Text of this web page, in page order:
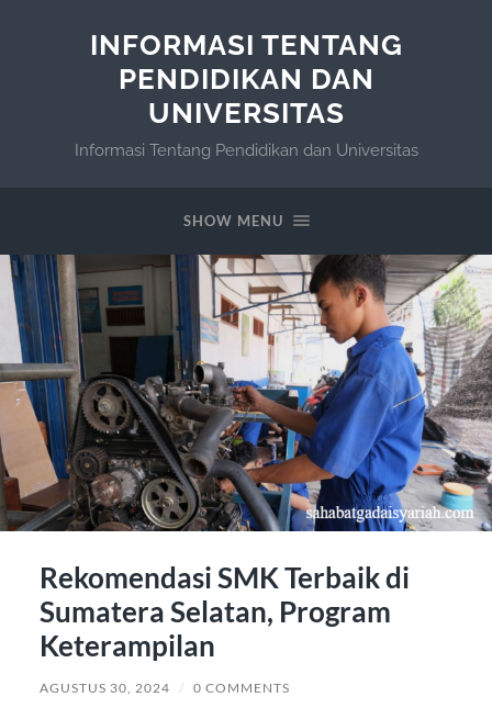
INFORMASI TENTANG
PENDIDIKAN DAN
UNIVERSITAS
Informasi Tentang Pendidikan dan Universitas
SHOW MENU
Rekomendasi SMK Terbaik di
Sumatera Selatan, Program
Keterampilan
AGUSTUS 30, 2024 / 0 COMMENTS